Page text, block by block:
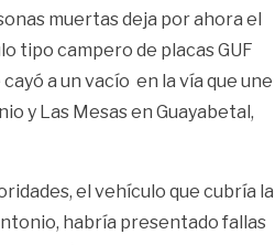
muertas deja por ahora el
tipo campero de placas GUF
a un vacío en la vía que une
y Las Mesas en Guayabetal,
el vehículo que cubría la
habría presentado fallas